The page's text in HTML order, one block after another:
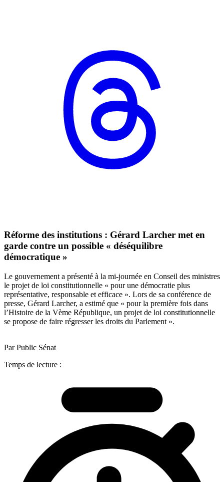
Réforme des institutions : Gérard Larcher met en
garde contre un possible « déséquilibre
démocratique »
Le gouvernement a présenté à la mi-journée en Conseil des ministres
le projet de loi constitutionnelle « pour une démocratie plus
représentative, responsable et efficace ». Lors de sa conférence de
presse, Gérard Larcher, a estimé que « pour la première fois dans
l’Histoire de la Vème République, un projet de loi constitutionnelle
se propose de faire régresser les droits du Parlement ».
Par Public Sénat
Temps de lecture :